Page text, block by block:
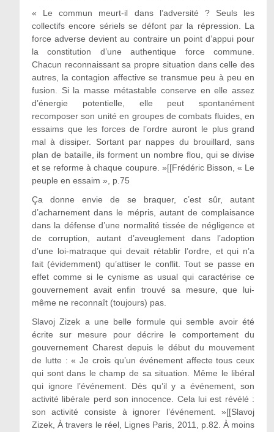
« Le commun meurt-il dans l’adversité ? Seuls les
collectifs encore sériels se défont par la répression. La
force adverse devient au contraire un point d’appui pour
la constitution d’une authentique force commune.
Chacun reconnaissant sa propre situation dans celle des
autres, la contagion affective se transmue peu à peu en
fusion. Si la masse métastable conserve en elle assez
d’énergie potentielle, elle peut spontanément
recomposer son unité en groupes de combats fluides, en
essaims que les forces de l’ordre auront le plus grand
mal à dissiper. Sortant par nappes du brouillard, sans
plan de bataille, ils forment un nombre flou, qui se divise
et se reforme à chaque coupure. »[[Frédéric Bisson, « Le
peuple en essaim », p.75
Ça donne envie de se braquer, c’est sûr, autant
d’acharnement dans le mépris, autant de complaisance
dans la défense d’une normalité tissée de négligence et
de corruption, autant d’aveuglement dans l’adoption
d’une loi-matraque qui devait rétablir l’ordre, et qui n’a
fait (évidemment) qu’attiser le conflit. Tout se passe en
effet comme si le cynisme as usual qui caractérise ce
gouvernement avait enfin trouvé sa mesure, que lui-
même ne reconnaît (toujours) pas.
Slavoj Zizek a une belle formule qui semble avoir été
écrite sur mesure pour décrire le comportement du
gouvernement Charest depuis le début du mouvement
de lutte : « Je crois qu’un événement affecte tous ceux
qui sont dans le champ de sa situation. Même le libéral
qui ignore l’événement. Dès qu’il y a événement, son
activité libérale perd son innocence. Cela lui est révélé :
son activité consiste à ignorer l’événement. »[[Slavoj
Zizek, À travers le réel, Lignes Paris, 2011, p.82. À moins